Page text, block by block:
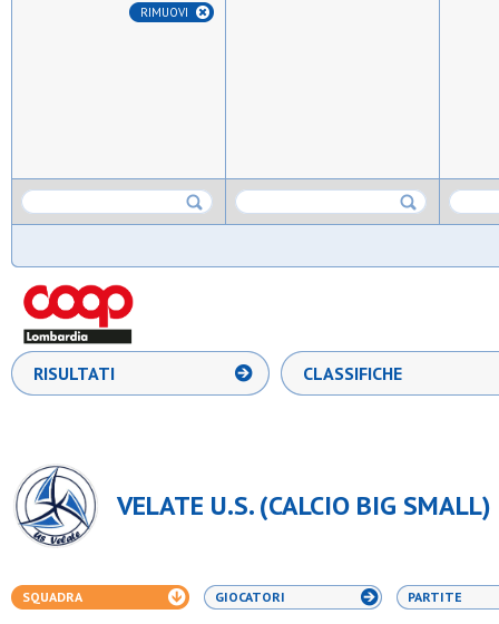
RIMUOVI
RISULTATI CLASSIFICHE
VELATE U.S. (CALCIO BIG SMALL)
SQUADRA GIOCATORI PARTITE